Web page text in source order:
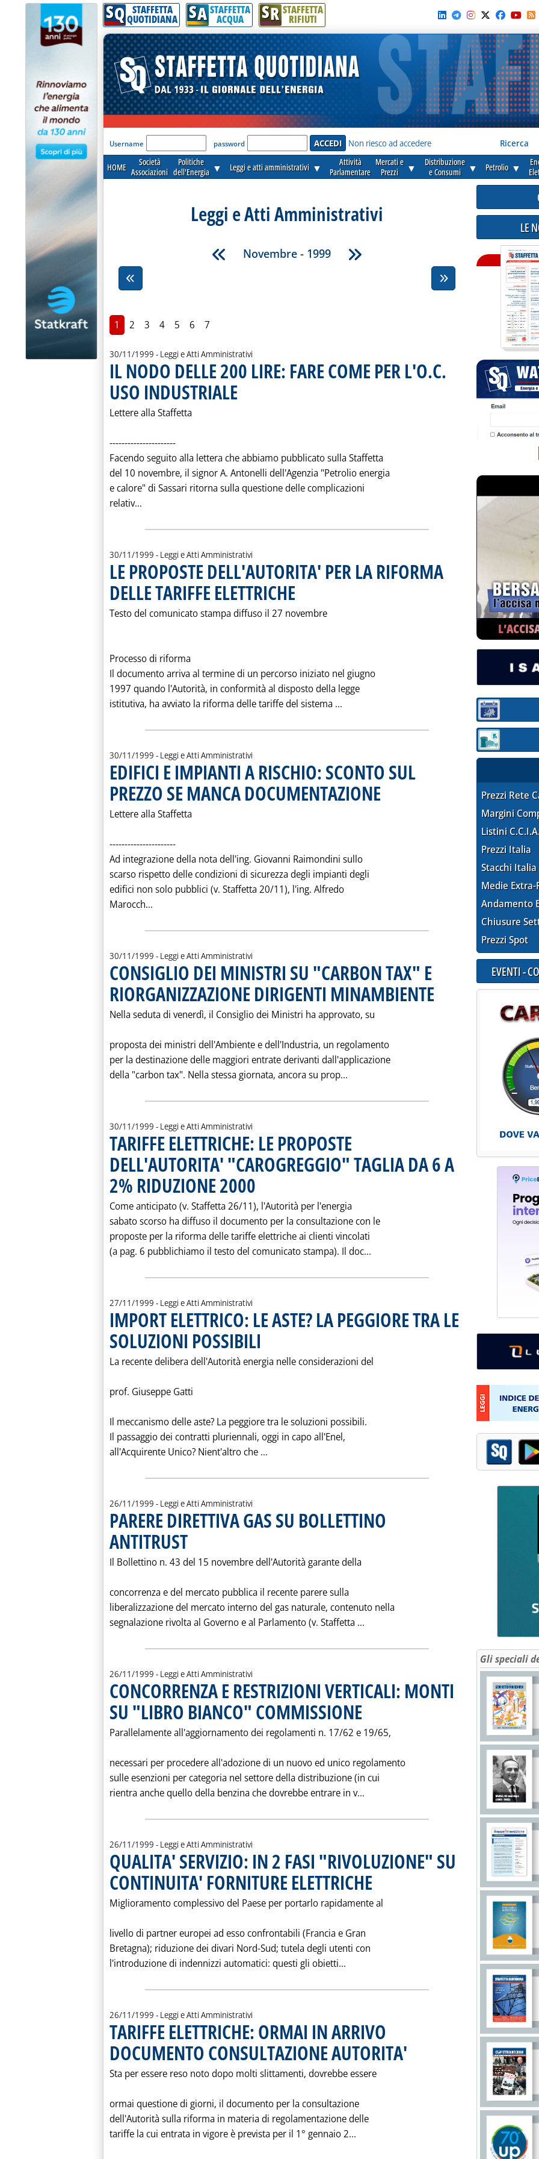
SQ STAFFETTA
QUOTIDIANA SA STAFFETTA
ACQUA SR STAFFETTA
RIFIUTI
'Modulo Login per accedere'
Username password Non riesco ad accedere Ricerca
HOME
Società
Associazioni
Politiche
dell'Energia ▼ Leggi e atti amministrativi ▼
Attività
Parlamentare
Mercati e
Prezzi
▼
Distribuzione
e Consumi
▼ Petrolio ▼
Leggi e Atti Amministrativi
Novembre - 1999
1 2 3 4 5 6 7
30/11/1999 - Leggi e Atti Amministrativi
IL NODO DELLE 200 LIRE: FARE COME PER L'O.C.
USO INDUSTRIALE
Lettere alla Staffetta
----------------------
Facendo seguito alla lettera che abbiamo pubblicato sulla Staffetta
del 10 novembre, il signor A. Antonelli dell'Agenzia "Petrolio energia
e calore" di Sassari ritorna sulla questione delle complicazioni
relativ... Leggi tutta la notizia: 'IL NODO DELLE 200 LIRE: FARE COME PER L'O.C. USO INDUSTRIALE'
30/11/1999 - Leggi e Atti Amministrativi
LE PROPOSTE DELL'AUTORITA' PER LA RIFORMA
DELLE TARIFFE ELETTRICHE
Testo del comunicato stampa diffuso il 27 novembre
Processo di riforma
Il documento arriva al termine di un percorso iniziato nel giugno
1997 quando l'Autorità, in conformità al disposto della legge
istitutiva, ha avviato la riforma delle tariffe del sistema ... Leggi tutta la notizia: 'LE PROPOSTE
30/11/1999 - Leggi e Atti Amministrativi
EDIFICI E IMPIANTI A RISCHIO: SCONTO SUL
PREZZO SE MANCA DOCUMENTAZIONE
Lettere alla Staffetta
----------------------
Ad integrazione della nota dell'ing. Giovanni Raimondini sullo
scarso rispetto delle condizioni di sicurezza degli impianti degli
edifici non solo pubblici (v. Staffetta 20/11), l'ing. Alfredo
Marocch... Leggi tutta la notizia: 'EDIFICI E IMPIANTI A RISCHIO: SCONTO SUL PREZZO SE MANCA
30/11/1999 - Leggi e Atti Amministrativi
CONSIGLIO DEI MINISTRI SU "CARBON TAX" E
RIORGANIZZAZIONE DIRIGENTI MINAMBIENTE . Pubblicata martedì 30 novembre
Nella seduta di venerdì, il Consiglio dei Ministri ha approvato, su
proposta dei ministri dell'Ambiente e dell'Industria, un regolamento
per la destinazione delle maggiori entrate derivanti dall'applicazione
della "carbon tax". Nella stessa giornata, ancora su prop... Leggi tutta la notizia: 'CONSIGLIO DEI
30/11/1999 - Leggi e Atti Amministrativi
TARIFFE ELETTRICHE: LE PROPOSTE
DELL'AUTORITA' "CAROGREGGIO" TAGLIA DA 6 A
2% RIDUZIONE 2000
Come anticipato (v. Staffetta 26/11), l'Autorità per l'energia
sabato scorso ha diffuso il documento per la consultazione con le
proposte per la riforma delle tariffe elettriche ai clienti vincolati
(a pag. 6 pubblichiamo il testo del comunicato stampa). Il doc... Leggi tutta la notizia: 'TARIFFE
27/11/1999 - Leggi e Atti Amministrativi
IMPORT ELETTRICO: LE ASTE? LA PEGGIORE TRA LE
SOLUZIONI POSSIBILI
La recente delibera dell'Autorità energia nelle considerazioni del
prof. Giuseppe Gatti
Il meccanismo delle aste? La peggiore tra le soluzioni possibili.
Il passaggio dei contratti pluriennali, oggi in capo all'Enel,
all'Acquirente Unico? Nient'altro che ... Leggi tutta la notizia: 'IMPORT ELETTRICO: LE ASTE? LA
26/11/1999 - Leggi e Atti Amministrativi
PARERE DIRETTIVA GAS SU BOLLETTINO
ANTITRUST. Pubblicata venerdì 26 novembre 1999 alle 0.0.
Il Bollettino n. 43 del 15 novembre dell'Autorità garante della
concorrenza e del mercato pubblica il recente parere sulla
liberalizzazione del mercato interno del gas naturale, contenuto nella
segnalazione rivolta al Governo e al Parlamento (v. Staffetta ... Leggi tutta la notizia: 'PARERE
26/11/1999 - Leggi e Atti Amministrativi
CONCORRENZA E RESTRIZIONI VERTICALI: MONTI
SU "LIBRO BIANCO" COMMISSIONE . Pubblicata venerdì 26 novembre 1999 alle 0.0.
Parallelamente all'aggiornamento dei regolamenti n. 17/62 e 19/65,
necessari per procedere all'adozione di un nuovo ed unico regolamento
sulle esenzioni per categoria nel settore della distribuzione (in cui
rientra anche quello della benzina che dovrebbe entrare in v... Leggi tutta la notizia: 'CONCORRENZA
26/11/1999 - Leggi e Atti Amministrativi
QUALITA' SERVIZIO: IN 2 FASI "RIVOLUZIONE" SU
CONTINUITA' FORNITURE ELETTRICHE . Pubblicata venerdì 26 novembre 1999 alle 0.0.
Miglioramento complessivo del Paese per portarlo rapidamente al
livello di partner europei ad esso confrontabili (Francia e Gran
Bretagna); riduzione dei divari Nord-Sud; tutela degli utenti con
l'introduzione di indennizzi automatici: questi gli obietti... Leggi tutta la notizia: 'QUALITA' SERVIZIO:
26/11/1999 - Leggi e Atti Amministrativi
TARIFFE ELETTRICHE: ORMAI IN ARRIVO
DOCUMENTO CONSULTAZIONE AUTORITA' . Pubblicata venerdì 26 novembre 1999 alle
Sta per essere reso noto dopo molti slittamenti, dovrebbe essere
ormai questione di giorni, il documento per la consultazione
dell'Autorità sulla riforma in materia di regolamentazione delle
tariffe la cui entrata in vigore è prevista per il 1° gennaio 2... Leggi tutta la notizia: 'TARIFFE
LE
Sezione:
Sezione:
Prezzi Rete
Margini
Listini
Prezzi Italia
Stacchi Italia
Medie Extra-
Andamento
Chiusure
Prezzi Spot
EVENTI -
Gli speciali